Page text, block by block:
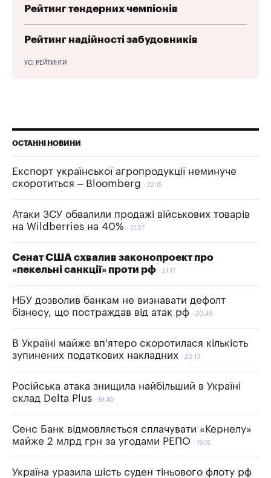
Рейтинг тендерних чемпіонів
Рейтинг надійності забудовників
УСІ РЕЙТИНГИ
ОСТАННІ НОВИНИ
Експорт української агропродукції неминуче
скоротиться – Bloomberg
22:15
Атаки ЗСУ обвалили продажі військових товарів
на Wildberries на 40%
21:57
Сенат США схвалив законопроект про
«пекельні санкції» проти рф
21:17
НБУ дозволив банкам не визнавати дефолт
бізнесу, що постраждав від атак рф
20:49
В Україні майже вп'ятеро скоротилася кількість
зупинених податкових накладних
20:13
Російська атака знищила найбільший в Україні
склад Delta Plus
19:40
Сенс Банк відмовляється сплачувати «Кернелу»
майже 2 млрд грн за угодами РЕПО
19:16
Україна уразила шість суден тіньового флоту рф